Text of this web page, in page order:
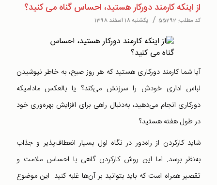
از اینکه کارمند دورکار هستید، احساس گناه می کنید؟
کد مطلب: 55292
/ یکشنبه 18 اسفند 1398
آیا شما کارمند دورکاری هستید که هر روز صبح، به خاطر نپوشیدن
لباس اداری خودش را سرزنش می‌کند؟ یا بالعکس مادامیکه
دورکاری انجام می‌دهید، به‌دنبال راهی برای افزایش بهره‌وری خود
در طول هفته هستید؟
شاید کارکردن از راه‌دور در نگاه اول بسیار انعطاف‌پذیر و جذاب
به‌نظر برسد. اما این روش کارکردن گاهی با احساس ملامت و
تقصیر همراه است که باید بتوانید بر آن‌ها غلبه کنید. این موضوع